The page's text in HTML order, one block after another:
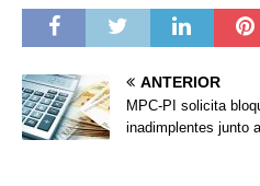
ANTERIOR
MPC-PI solicita
inadimplentes junto